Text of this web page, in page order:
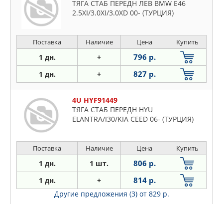
ТЯГА СТАБ ПЕРЕДН ЛЕВ BMW E46
2.5XI/3.0XI/3.0XD 00- (ТУРЦИЯ)
Поставка Наличие Цена Купить
1 дн. + 796 р.
1 дн. + 827 р.
4U HYF91449
ТЯГА СТАБ ПЕРЕДН HYU
ELANTRA/I30/KIA CEED 06- (ТУРЦИЯ)
Поставка Наличие Цена Купить
1 дн. 1 шт. 806 р.
1 дн. + 814 р.
Другие предложения (3) от 829 р.